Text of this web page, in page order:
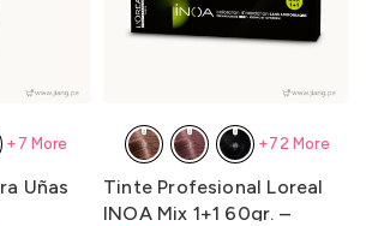
Uñas
+7 More
Tinte Profesional Loreal
INOA Mix 1+1 60gr. –
+72 More